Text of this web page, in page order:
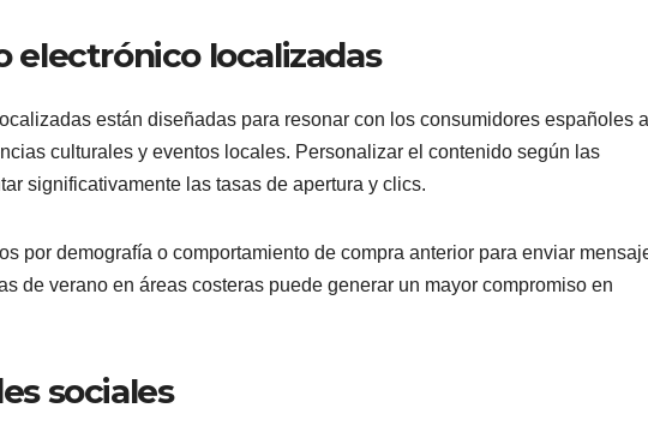
electrónico localizadas
están diseñadas para resonar con los consumidores españoles al
culturales y eventos locales. Personalizar el contenido según las
significativamente las tasas de apertura y clics.
por demografía o comportamiento de compra anterior para enviar
de verano en áreas costeras puede generar un mayor compromiso en
sociales